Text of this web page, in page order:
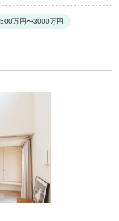
万円〜3000万円